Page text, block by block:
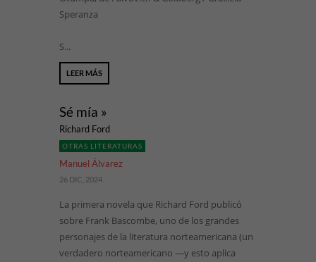
Speranza
S...
LEER MÁS
Sé mía »
Richard Ford
OTRAS LITERATURAS
Manuel Álvarez
26 DIC, 2024
La primera novela que Richard Ford publicó
sobre Frank Bascombe, uno de los grandes
personajes de la literatura norteamericana (un
verdadero norteamericano —y esto aplica